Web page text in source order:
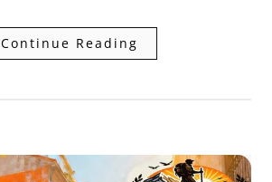
Continue Reading